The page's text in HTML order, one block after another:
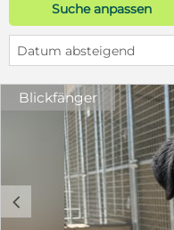
Suche anpassen
Datum absteigend
Blickfänger
c